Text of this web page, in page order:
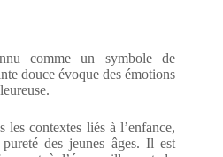
comme un symbole de
douce évoque des émotions
les contextes liés à l’enfance,
des jeunes âges. Il est